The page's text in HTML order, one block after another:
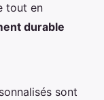
tout en
durable
sont